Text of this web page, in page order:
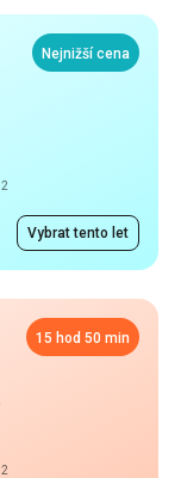
Nejnižší cena
Vybrat tento let
15 hod 50 min